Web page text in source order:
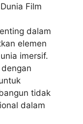
Film
dalam
elemen
imersif.
tidak
dalam